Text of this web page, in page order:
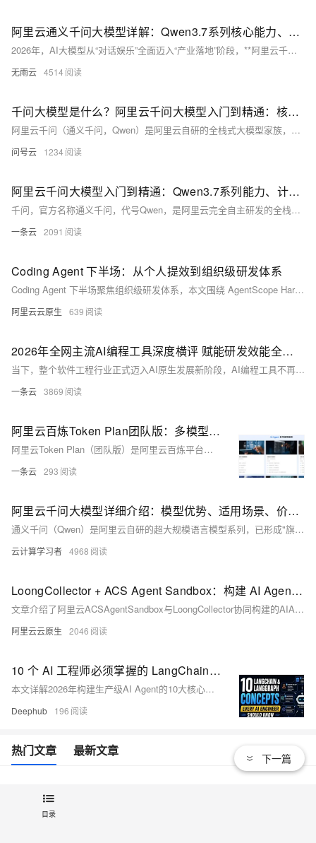
目录
阿里云通义千问大模型详解：Qwen3.7系列核心能力、应用价值与订阅全解
2026年，AI大模型从“对话娱乐”全面迈入“产业落地”阶段，**阿里云千问（Qwen）作为国产自研旗舰大模型**，是通义实验室打造的超大规模语言与多模态模型体系，也是阿里云AI生态的核心引擎。从早期通义千问到2026年5月发布的**Qwen3.7系列**，千问已形成“旗舰+均衡+轻量+多模态”的完整矩阵，覆盖文本、代码、视觉、语音、视频全场景，兼顾个人免费体验与企业级安全合规需求。本文从核心定义、模型能力矩阵、差异化优势、全场景应用、订阅计费规则五大维度，系统拆解2026年千问大模型的完整体系。
无雨云 4514
千问大模型是什么？阿里云千问大模型入门到精通：核心功能、价格配置与实操全解
阿里云千问（通义千问，Qwen）是阿里云自研的全栈式大模型家族，依托百炼平台提供服务，覆盖从个人日常对话到企业级复杂应用的全场景需求。2026年，千问已迭代至Qwen3.7系列，形成旗舰、均衡、轻量、多模态等完整矩阵，具备强中文理解、超长上下文、智能体执行、多模态融合等核心能力，搭配免费试用、按量付费、Token Plan订阅等灵活计费模式，是个人与企业落地AI能力的主流选择。本文从千问大模型的基础定义、核心功能、模型矩阵、价格配置、使用方法与场景选型六大维度，提供全面解析，帮助用户快速理解与高效使用。
问号云 1234
阿里云千问大模型入门到精通：Qwen3.7系列能力、计费与落地实战详解
千问，官方名称通义千问，代号Qwen，是阿里云完全自主研发的全栈大模型家族，并非单一模型，而是覆盖纯文本、代码、图像、音频、视频、行业垂直场景的完整模型产品矩阵，统一依托阿里云百炼大模型服务平台对外提供能力调用、微调、智能体开发、知识库构建、应用部署等全链路服务。2026年主力迭代版本为Qwen3.7系列，相比前代产品大幅强化长上下文、自主智能体执行、多模态统一推理三大核心能力，原生适配国内中文语境、办公流程、企业业务规范，同时兼容国际主流接口标准，可无缝对接各类AI编程工具、智能体框架、业务系统。
一条云 2091
Coding Agent 下半场：从个人提效到组织级研发体系
Coding Agent 下半场聚焦组织级研发体系，本文围绕 AgentScope Harness 展开了沙箱隔离、会话恢复等通用架构，为企业提供工程化解决方案参考。
阿里云云原生 639
2026年全网主流AI编程工具深度横评 赋能研发效能全面升级与工程化落地
当下，整个软件工程行业正式迈入AI原生发展新阶段，AI编程工具不再是锦上添花的辅助插件，而是技术团队突破研发效能瓶颈、简化工程化落地流程的核心生产力工具。知名咨询机构麦肯锡发布的2026软件研发效能白皮书明确指出，全面引入前沿智能编码代理工具的技术团队，人均代码吞吐量相比传统研发模式提升35%以上，代码调试周期、项目交付周期也得到显著压缩。面对市场上品类繁多、功能定位各异的智能编码产品，如何结合自身业务场景、团队架构、合规要求挑选适配工具，成为企业技术管理者、架构师与一线开发者共同关注的问题。本文结合云原生架构落地、大型项目重构、数据安全合规、多任务协同等真实研发场景，对2026年五款主流AI
一条云 3869
阿里云百炼Token Plan团队版：多模型兼容、团队管理与Credits计费全攻略
阿里云Token Plan（团队版）是阿里云百炼平台面向企业、团队及一人公司推出的AI大模型订阅服务，以Credits为统一计量单位，整合文本生成、图像生成等多模态模型能力，兼容主流AI编程与智能体工具，提供团队管理、预算管控、数据安全等企业级能力，解决团队规模化使用大模型时的成本失控、模型单一、协作不便等痛点。2026年，该服务已完成多轮迭代，模型覆盖更全面、工具兼容性更强、团队管理功能更精细化，成为企业落地AI生产力的核心订阅方案之一。
一条云 293
阿里云千问大模型详细介绍：模型优势、适用场景、价格及使用教程参考
通义千问（Qwen）是阿里云自研的超大规模语言模型系列，已形成"旗舰+均衡+轻量+多模态"完整矩阵，最新Qwen3-Next采用MoE架构，总参数800亿仅激活30亿，兼顾性能与成本。模型覆盖文本、代码、图文音视频等全场景，Qwen3.7-Max在国际评测中排名领先，Qwen2-72B登顶最强开源模型。通过阿里云百炼平台，开发者可按量付费、资源包或节省计划（最高5折）灵活调用，并借助Model-as-a-Service和Agent开发平台两大路径，快速构建智能客服、编程助手、企业知识库等应用，推动AI普惠落地。
云计算学习者 4968
LoongCollector + ACS Agent Sandbox：构建 AI Agent 生产级运行平台
文章介绍了阿里云ACSAgentSandbox与LoongCollector协同构建的AIAgent生产级运行平台，通过沙箱隔离保障运行时安全，并以高性能、全链路可观测能力解决Agent行为不可预测和执行风险难题。
阿里云云原生 2046
10 个 AI 工程师必须掌握的 LangChain & LangGraph 概念
本文详解2026年构建生产级AI Agent的10大核心架构原则：状态管理、函数化节点、图编排替代线性链、智能路由、多层检索、结构化输出、操作型记忆、检查点恢复、人机协同等。强调可靠AI系统的关键不在模型调优，而在健壮的工作流设计。
Deephub 196
热门文章 最新文章 下一篇